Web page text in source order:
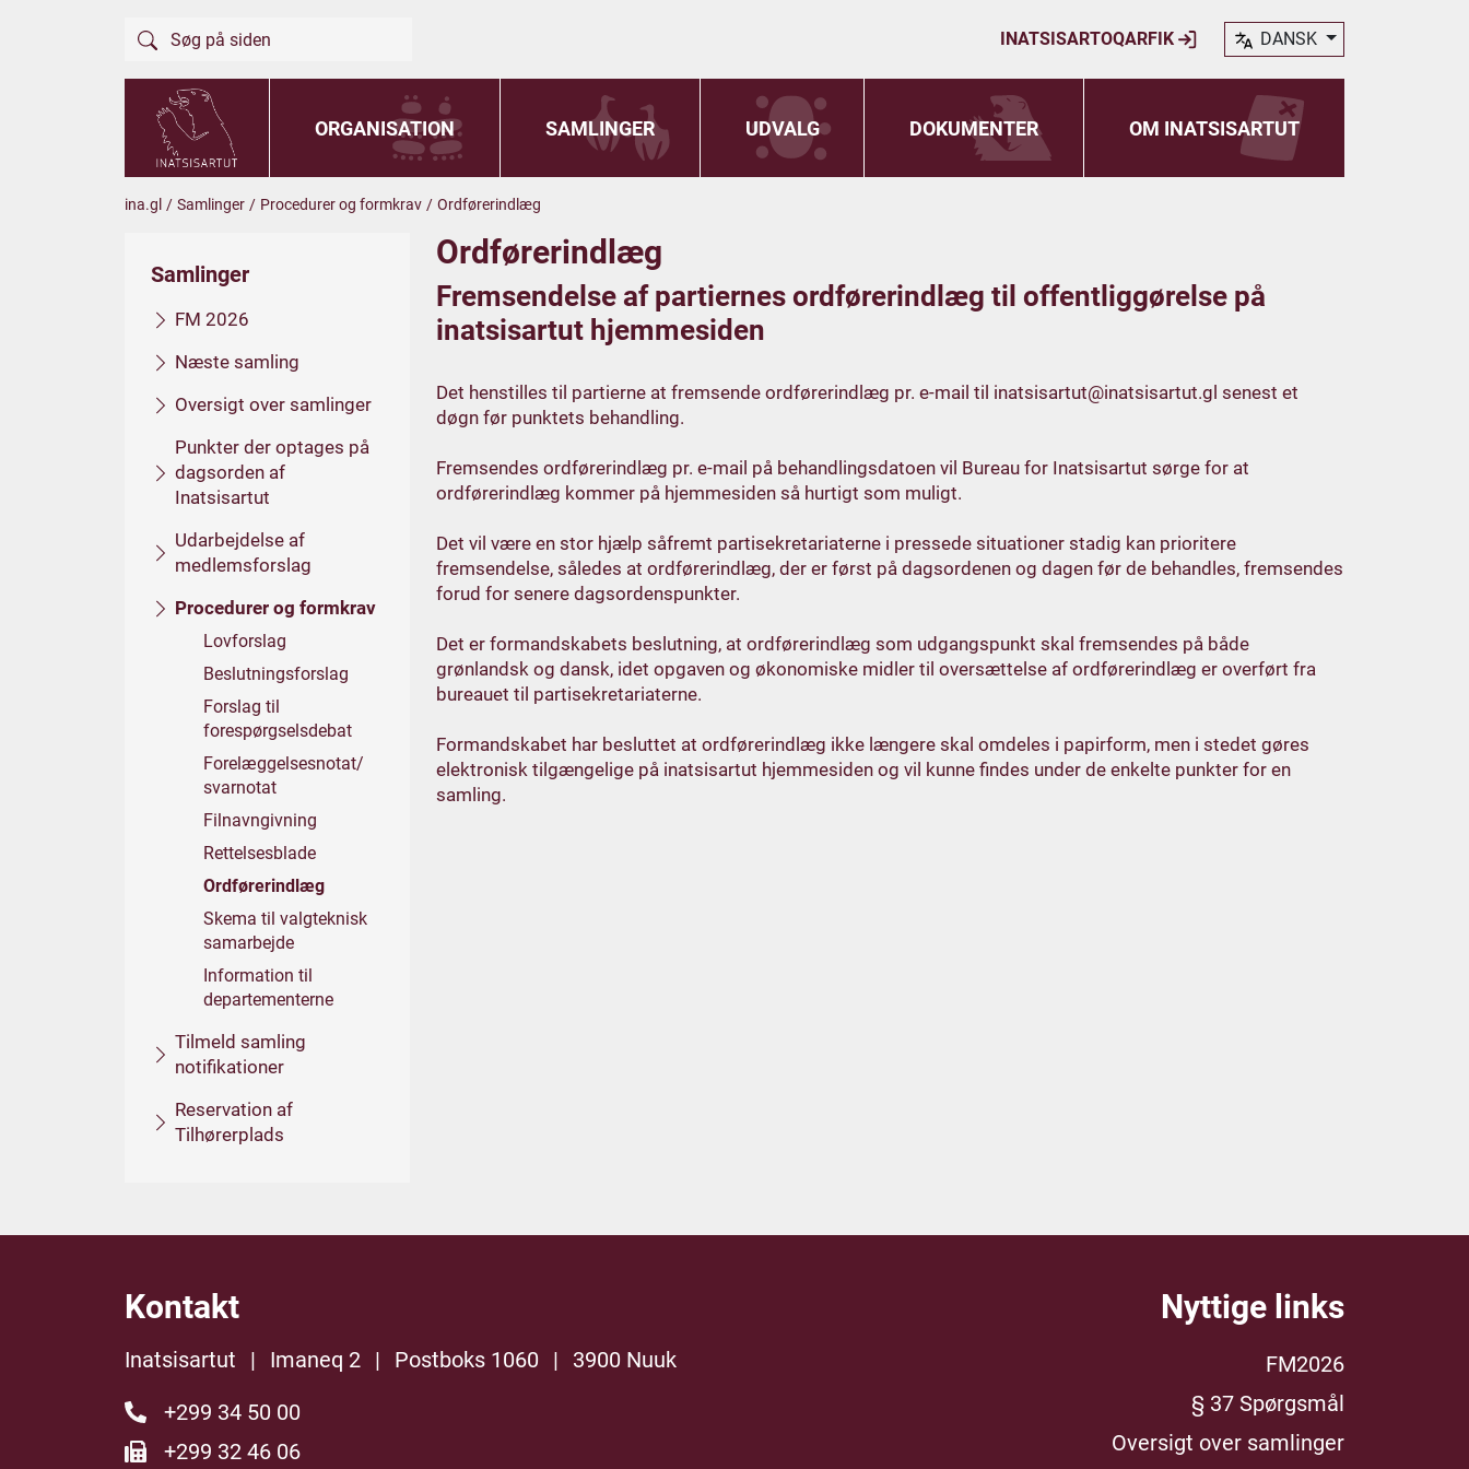
INATSISARTOQARFIK DANSK
ORGANISATION SAMLINGER UDVALG DOKUMENTER OM INATSISARTUT
ina.gl / Samlinger / Procedurer og formkrav / Ordførerindlæg
Samlinger
FM 2026
Næste samling
Oversigt over samlinger
Punkter der optages på
dagsorden af
Inatsisartut
Udarbejdelse af
medlemsforslag
Procedurer og formkrav
Lovforslag
Beslutningsforslag
Forslag til
forespørgselsdebat
Forelæggelsesnotat/
svarnotat
Filnavngivning
Rettelsesblade
Ordførerindlæg
Skema til valgteknisk
samarbejde
Information til
departementerne
Tilmeld samling
notifikationer
Reservation af
Tilhørerplads
Ordførerindlæg
Fremsendelse af partiernes ordførerindlæg til offentliggørelse på
inatsisartut hjemmesiden
Det henstilles til partierne at fremsende ordførerindlæg pr. e-mail til inatsisartut@inatsisartut.gl senest et
døgn før punktets behandling.
Fremsendes ordførerindlæg pr. e-mail på behandlingsdatoen vil Bureau for Inatsisartut sørge for at
ordførerindlæg kommer på hjemmesiden så hurtigt som muligt.
Det vil være en stor hjælp såfremt partisekretariaterne i pressede situationer stadig kan prioritere
fremsendelse, således at ordførerindlæg, der er først på dagsordenen og dagen før de behandles, fremsendes
forud for senere dagsordenspunkter.
Det er formandskabets beslutning, at ordførerindlæg som udgangspunkt skal fremsendes på både
grønlandsk og dansk, idet opgaven og økonomiske midler til oversættelse af ordførerindlæg er overført fra
bureauet til partisekretariaterne.
Formandskabet har besluttet at ordførerindlæg ikke længere skal omdeles i papirform, men i stedet gøres
elektronisk tilgængelige på inatsisartut hjemmesiden og vil kunne findes under de enkelte punkter for en
samling.
Kontakt
Inatsisartut | Imaneq 2 | Postboks 1060 |
3900 Nuuk
+299 34 50 00
+299 32 46 06
Nyttige links
FM2026
§ 37 Spørgsmål
Oversigt over samlinger